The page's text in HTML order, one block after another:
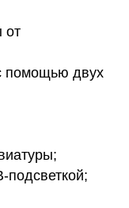
от
помощью двух
подсветкой;